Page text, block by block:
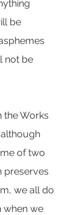
be
not be
the Works
of two
preserves
we all do
when we